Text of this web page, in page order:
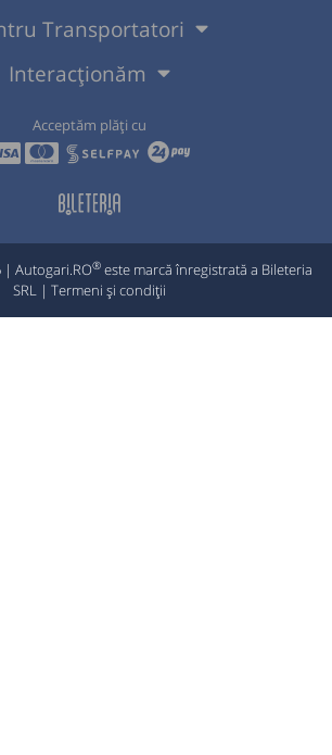
Transportatori
Interacționăm
Acceptăm plăți cu
| Autogari.RO®este marcă înregistrată a Bileteria
SRL | Termeni și condiții